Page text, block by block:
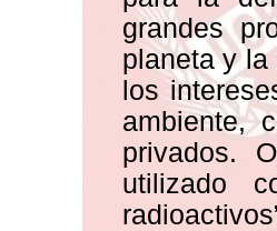
grandes
planeta y
los
ambiente,
privados.
utilizado